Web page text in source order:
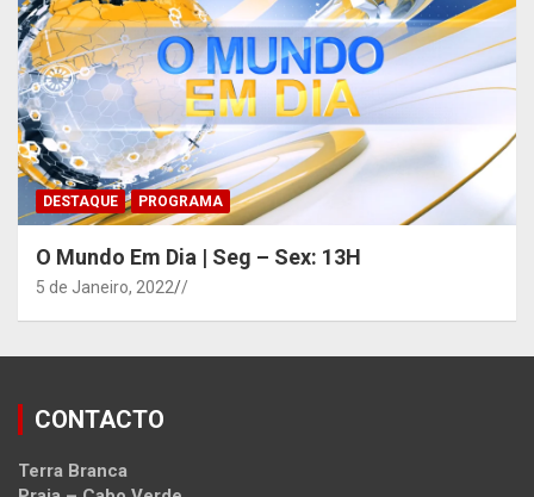
DESTAQUE PROGRAMA
O Mundo Em Dia | Seg – Sex: 13H
5 de Janeiro, 2022 /
CONTACTO
Terra Branca